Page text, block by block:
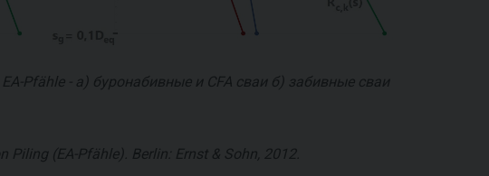
Pfähle - a) буронабивные и CFA сваи б) забивные сваи
(EA-Pfähle). Berlin: Ernst & Sohn, 2012.